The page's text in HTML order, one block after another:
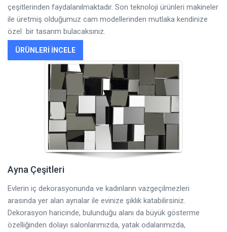
çeşitlerinden faydalanılmaktadır. Son teknoloji ürünleri makineler
ile üretmiş olduğumuz cam modellerinden mutlaka kendinize
özel bir tasarım bulacaksınız.
ÜRÜNLERI İNCELE
Ayna Çeşitleri
Evlerin iç dekorasyonunda ve kadınların vazgeçilmezleri
arasında yer alan aynalar ile evinize şıklık katabilirsiniz.
Dekorasyon haricinde, bulunduğu alanı da büyük gösterme
özelliğinden dolayı salonlarımızda, yatak odalarımızda,